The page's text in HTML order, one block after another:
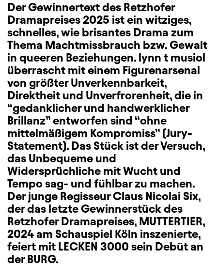
Der Gewinnertext des Retzhofer
Dramapreises 2025 ist ein witziges,
schnelles, wie brisantes Drama zum
Thema Machtmissbrauch bzw. Gewalt
in queeren Beziehungen. lynn t musiol
überrascht mit einem Figurenarsenal
von größter Unverkennbarkeit,
Direktheit und Unverfrorenheit, die in
“gedanklicher und handwerklicher
Brillanz” entworfen sind “ohne
mittelmäßigem Kompromiss” (Jury-
Statement). Das Stück ist der Versuch,
das Unbequeme und
Widersprüchliche mit Wucht und
Tempo sag- und fühlbar zu machen.
Der junge Regisseur Claus Nicolai Six,
der das letzte Gewinnerstück des
Retzhofer Dramapreises, MUTTERTIER,
2024 am Schauspiel Köln inszenierte,
feiert mit LECKEN 3000 sein Debüt an
der BURG.